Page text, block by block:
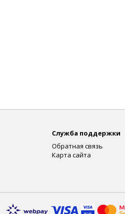
Служба поддержки
Обратная связь
Карта сайта